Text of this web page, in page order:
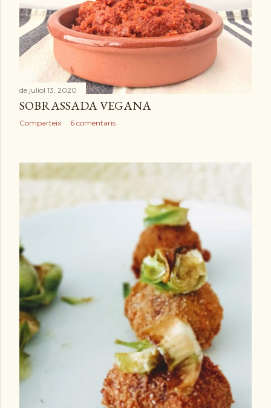
de juliol 13, 2020
SOBRASSADA VEGANA
Comparteix 6 comentaris